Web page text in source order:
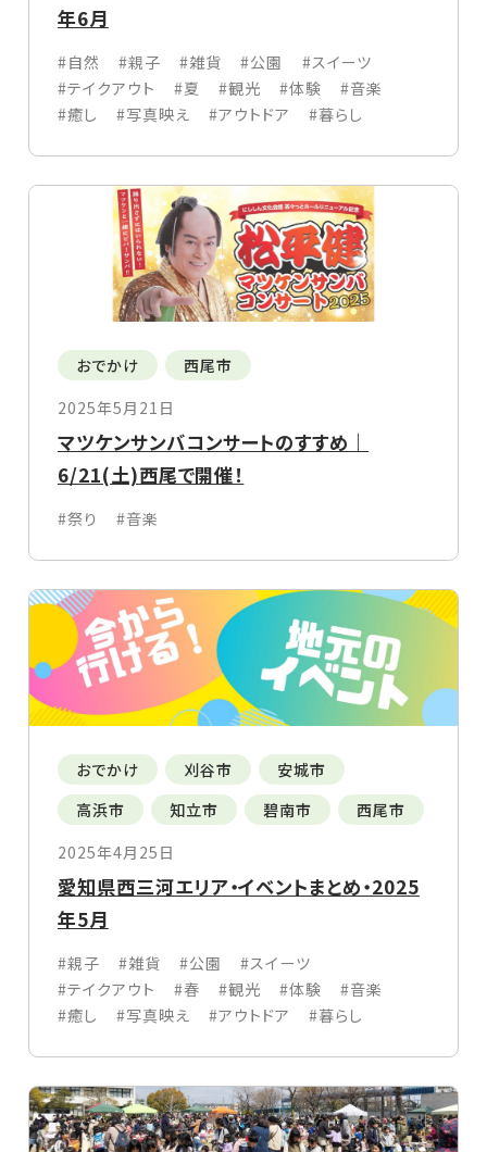
年6月
#自然 #親子 #雑貨 #公園
#スイーツ
#テイクアウト
#夏 #観光 #体験
#音楽
#癒し
#写真映え #アウトドア #暮らし
おでかけ
西尾市
2025年5月21日
マツケンサンバコンサートのすすめ｜
6/21(土)西尾で開催！
#祭り #音楽
おでかけ 刈谷市
安城市
高浜市
知立市 碧南市
西尾市
2025年4月25日
愛知県西三河エリア・イベントまとめ・2025
年5月
#親子 #雑貨 #公園
#スイーツ
#テイクアウト
#春 #観光 #体験
#音楽
#癒し
#写真映え #アウトドア #暮らし